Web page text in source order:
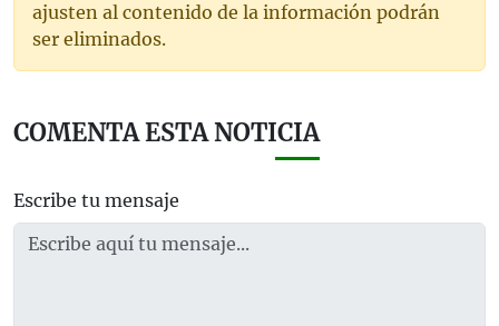
ajusten al contenido de la información podrán
ser eliminados.
COMENTA ESTA NOTICIA
Escribe tu mensaje